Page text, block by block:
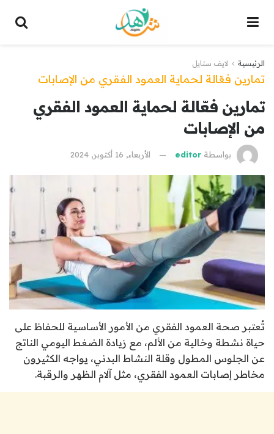
الرئيسية لايف ستايل
تمارين فعّالة لحماية العمود الفقري
من الإصابات
تمارين فعّالة لحماية العمود الفقري من الإصابات
بواسطة editor الأربعاء, 16 أكتوبر, 2024
تُعتبر صحة العمود الفقري من الأمور الأساسية للحفاظ على
حياة نشطة وخالية من الألم، مع زيادة الضغط اليومي الناتج
عن الجلوس المطول وقلة النشاط البدني، يواجه الكثيرون
مخاطر إصابات العمود الفقري، مثل آلام الظهر والرقبة.